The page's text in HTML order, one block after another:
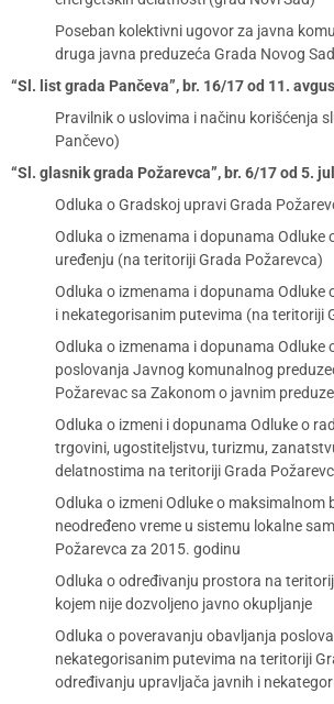
Poseban kolektivni ugovor za javna
druga javna preduzeća Grada Novog
“Sl. list grada Pančeva”, br. 16/17 od 11.
Pravilnik o uslovima i načinu korišćenja
Pančevo)
“Sl. glasnik grada Požarevca”, br. 6/17 od 5.
Odluka o Gradskoj upravi Grada
Odluka o izmenama i dopunama Odluke
uređenju (na teritoriji Grada Požarevca)
Odluka o izmenama i dopunama Odluke
i nekategorisanim putevima (na teritoriji
Odluka o izmenama i dopunama Odluke
poslovanja Javnog komunalnog
Požarevac sa Zakonom o javnim
Odluka o izmeni i dopunama Odluke o
trgovini, ugostiteljstvu, turizmu,
delatnostima na teritoriji Grada
Odluka o izmeni Odluke o maksimalnom
neodređeno vreme u sistemu lokalne
Požarevca za 2015. godinu
Odluka o određivanju prostora na
kojem nije dozvoljeno javno okupljanje
Odluka o poveravanju obavljanja
nekategorisanim putevima na teritoriji
određivanju upravljača javnih i